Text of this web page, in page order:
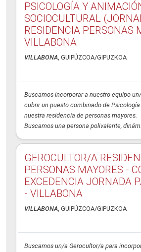
PSICOLOGÍA Y
SOCIOCULTURAL
RESIDENCIA PERSONAS
VILLABONA
VILLABONA, GUIPÚZCOA/GIPUZKOA
Buscamos incorporar a nuestro equipo
cubrir un puesto combinado de Psicología
nuestra residencia de personas mayores.
Buscamos una persona polivalente,
GEROCULTOR/A
PERSONAS MAYORES -
EXCEDENCIA JORNADA
- VILLABONA
VILLABONA, GUIPÚZCOA/GIPUZKOA
Buscamos un/a Gerocultor/a para